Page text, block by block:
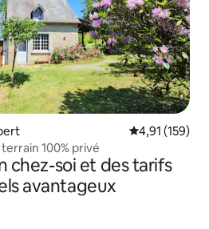
Évaluation
4,91 (159)
100% privé
chez-soi et des tarifs
avantageux